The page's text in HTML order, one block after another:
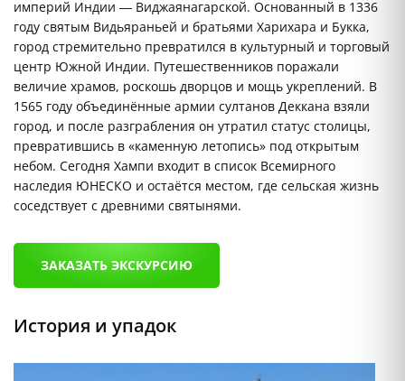
империй Индии — Виджаянагарской. Основанный в 1336
году святым Видьяраньей и братьями Харихара и Букка,
город стремительно превратился в культурный и торговый
центр Южной Индии. Путешественников поражали
величие храмов, роскошь дворцов и мощь укреплений. В
1565 году объединённые армии султанов Деккана взяли
город, и после разграбления он утратил статус столицы,
превратившись в «каменную летопись» под открытым
небом. Сегодня Хампи входит в список Всемирного
наследия ЮНЕСКО и остаётся местом, где сельская жизнь
соседствует с древними святынями.
ЗАКАЗАТЬ ЭКСКУРСИЮ
История и упадок